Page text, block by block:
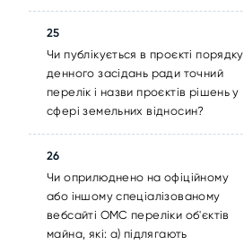
25
Чи публікується в проєкті порядку
денного засідань ради точний
перелік і назви проєктів рішень у
сфері земельних відносин?
26
Чи оприлюднено на офіційному
або іншому спеціалізованому
вебсайті ОМС переліки об'єктів
майна, які: а) підлягають